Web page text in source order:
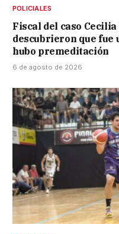
POLICIALES
Fiscal del caso
descubrieron que fue
hubo premeditación
6 de agosto de 2026